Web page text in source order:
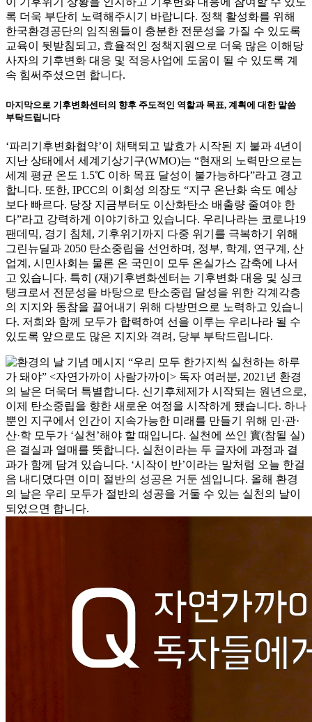
록 더욱 부단히 노력해주시기 바랍니다. 정책 활성화를 위해
한국환경공단의 임직원들이 충분한 전문성을 가질 수 있도록
교육이 뒷받침되고, 효율적인 정책지원으로 더욱 많은 이해당
사자의 기후변화 대응 및 적응사업에 도움이 될 수 있도록 계
속 힘써주셨으면 합니다.
마지막으로 기후변화센터의 향후 주도적인 역할과 목표, 계획에 대한 말씀
부탁드립니다
‘파리기후변화협약’이 채택되고 발효가 시작된 지 불과 4년이
지난 상태에서 세계기상기구(WMO)는 “현재의 노력만으로는
세계 평균 온도 1.5℃ 이하 목표 달성이 불가능하다”라고 경고
합니다. 또한, IPCC의 이회성 의장도 “지구 온난화 속도 예상
보다 빠르다. 당장 지금부터도 이산화탄소 배출량 줄여야 한
다”라고 강력하게 이야기하고 있습니다. 우리나라는 코로나19
팬데믹, 경기 침체, 기후위기까지 다중 위기를 극복하기 위해
그린뉴딜과 2050 탄소중립을 선언하며, 정부, 학계, 연구계, 산
업계, 시민사회는 물론 온 국민이 모두 온실가스 감축에 나서
고 있습니다. 특히 (재)기후변화센터는 기후변화 대응 및 싱크
탱크로서 전문성을 바탕으로 탄소중립 달성을 위한 각계각층
의 지지와 동참을 끌어내기 위해 다방면으로 노력하고 있습니
다. 저희와 함께 모두가 합력하여 선을 이루는 우리나라 될 수
있도록 앞으로도 많은 지지와 격려, 당부 부탁드립니다.